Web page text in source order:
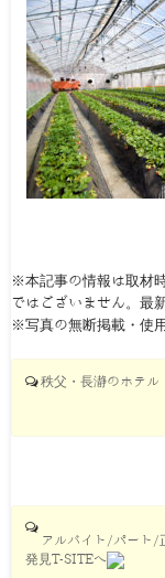
※本記事の情報は取材
ではございません。最
※写真の無断掲載・使
秩父・長瀞のホテル
アルバイト/パート/
発見T-SITEへ